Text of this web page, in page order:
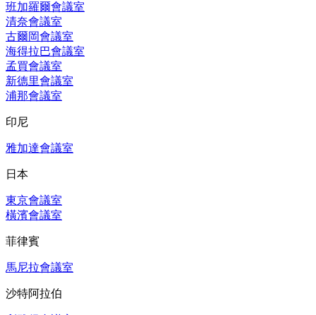
班加羅爾會議室
清奈會議室
古爾岡會議室
海得拉巴會議室
孟買會議室
新德里會議室
浦那會議室
印尼
雅加達會議室
日本
東京會議室
橫濱會議室
菲律賓
馬尼拉會議室
沙特阿拉伯